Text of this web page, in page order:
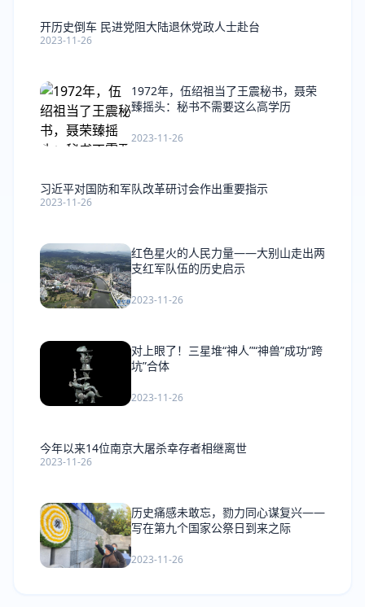
开历史倒车 民进党阻大陆退休党政人士赴台
2023-11-26
1972年，伍绍祖当了王震秘书，聂荣
臻摇头：秘书不需要这么高学历
2023-11-26
习近平对国防和军队改革研讨会作出重要指示
2023-11-26
红色星火的人民力量——大别山走出两
支红军队伍的历史启示
2023-11-26
对上眼了！三星堆“神人”“神兽”成功“跨
坑”合体
2023-11-26
今年以来14位南京大屠杀幸存者相继离世
2023-11-26
历史痛感未敢忘，勠力同心谋复兴——
写在第九个国家公祭日到来之际
2023-11-26